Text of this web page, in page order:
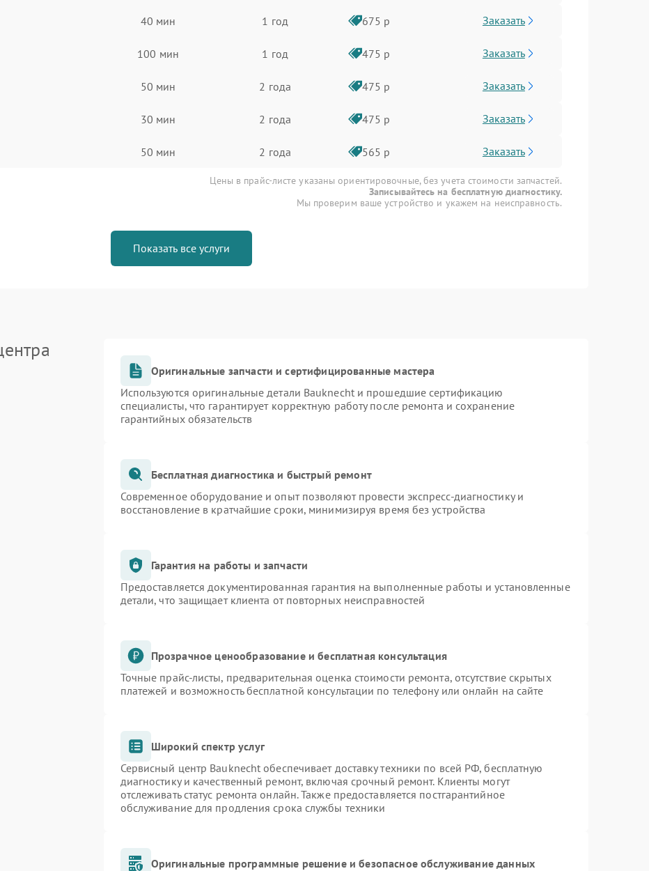
40 мин 1 год 675 р Заказать
100 мин 1 год 475 р Заказать
50 мин 2 года 475 р Заказать
30 мин 2 года 475 р Заказать
50 мин 2 года 565 р Заказать
Цены в прайс-листе указаны ориентировочные, без учета стоимости запчастей.
Записывайтесь на бесплатную диагностику.
Мы проверим ваше устройство и укажем на неисправность.
Показать все услуги
Оригинальные запчасти и сертифицированные мастера
Используются оригинальные детали Bauknecht и прошедшие сертификацию
специалисты, что гарантирует корректную работу после ремонта и сохранение
гарантийных обязательств
Бесплатная диагностика и быстрый ремонт
Современное оборудование и опыт позволяют провести экспресс-диагностику и
восстановление в кратчайшие сроки, минимизируя время без устройства
Гарантия на работы и запчасти
Предоставляется документированная гарантия на выполненные работы и установленные
детали, что защищает клиента от повторных неисправностей
Прозрачное ценообразование и бесплатная консультация
Точные прайс-листы, предварительная оценка стоимости ремонта, отсутствие скрытых
платежей и возможность бесплатной консультации по телефону или онлайн на сайте
Широкий спектр услуг
Сервисный центр Bauknecht обеспечивает доставку техники по всей РФ, бесплатную
диагностику и качественный ремонт, включая срочный ремонт. Клиенты могут
отслеживать статус ремонта онлайн. Также предоставляется постгарантийное
обслуживание для продления срока службы техники
Оригинальные программные решение и безопасное обслуживание данных